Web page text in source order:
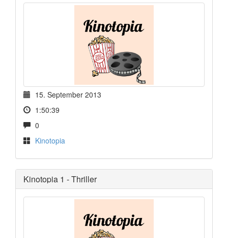
15. September 2013
1:50:39
0
Kinotopia
Kinotopia 1 - Thriller